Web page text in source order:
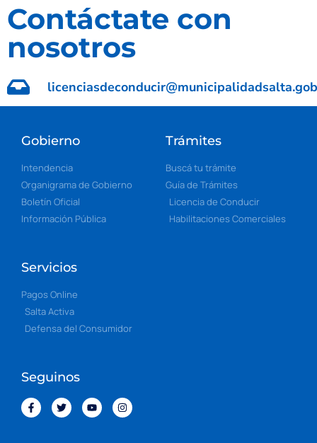
Contáctate con
nosotros
Gobierno
Intendencia
Organigrama de Gobierno
Boletín Oficial
Información Pública
Trámites
Buscá tu trámite
Guía de Trámites
Licencia de Conducir
Habilitaciones Comerciales
Servicios
Pagos Online
Salta Activa
Defensa del Consumidor
Seguinos